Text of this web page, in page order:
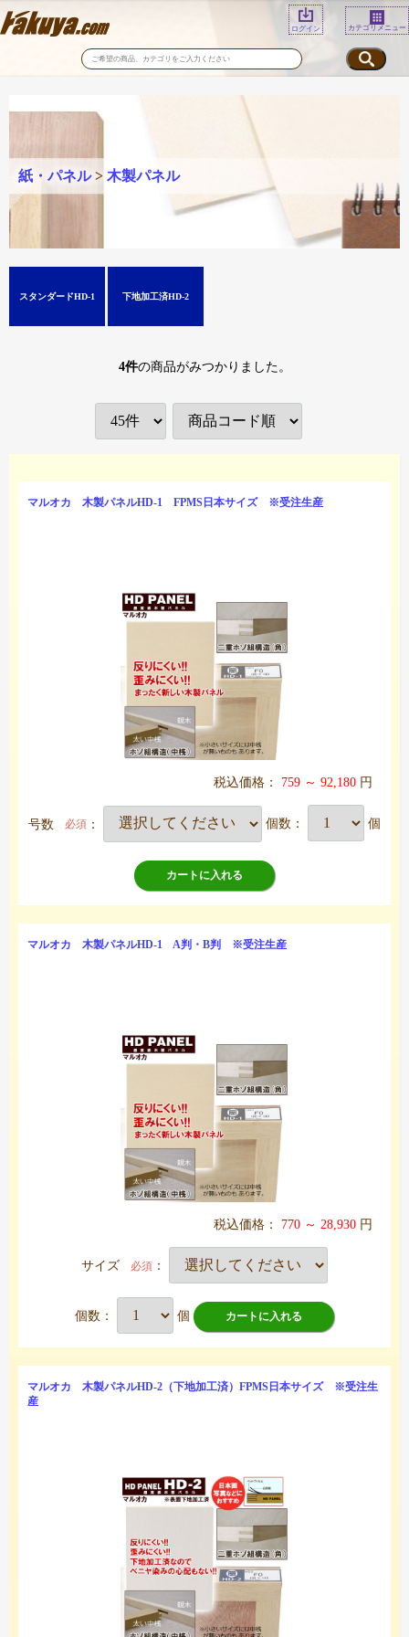
ログイン カテゴリメニュー
紙・パネル> 木製パネル
スタンダードHD-1 下地加工済HD-2
4件の商品がみつかりました。
マルオカ 木製パネルHD-1 FPMS日本サイズ ※受注生産
税込価格： 759 ～ 92,180 円
号数 必須 ： 個数： 個
カートに入れる
マルオカ 木製パネルHD-1 A判・B判 ※受注生産
税込価格： 770 ～ 28,930 円
サイズ 必須 ：
個数： 個 カートに入れる
マルオカ 木製パネルHD-2（下地加工済）FPMS日本サイズ ※受注生
産